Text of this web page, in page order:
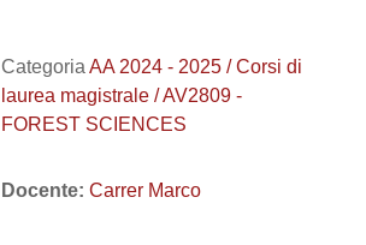
Categoria AA 2024 - 2025 / Corsi di
laurea magistrale / AV2809 -
FOREST SCIENCES
Docente: Carrer Marco